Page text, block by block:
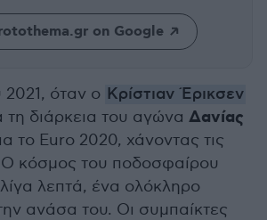
on Google
2021, όταν ο Κρίστιαν Έρικσεν
τη διάρκεια του αγώνα Δανίας
το Euro 2020, χάνοντας τις
Ο κόσμος του ποδοσφαίρου
λεπτά, ένα ολόκληρο
ανάσα του. Οι συμπαίκτες